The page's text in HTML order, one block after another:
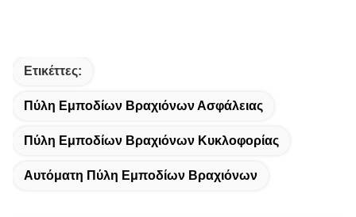
Ετικέττες:
Πύλη Εμποδίων Βραχιόνων Ασφάλειας
Πύλη Εμποδίων Βραχιόνων Κυκλοφορίας
Αυτόματη Πύλη Εμποδίων Βραχιόνων